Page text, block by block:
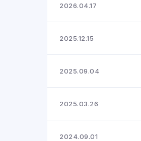
2026.04.17
2025.12.15
2025.09.04
2025.03.26
2024.09.01